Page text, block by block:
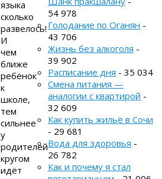
языка
сколько
развелось!
И
чем
ближе
ребёнок
к
школе,
тем
сильнее
у
родителей
кругом
идёт
54 978
Голодание по Оганян -
43 706
Жизнь без алкоголя -
39 902
Расписание дня - 35 034
Смена питания —
аналогии с квартирой -
32 609
Как купить жильё в Сочи
- 29 681
Вода для здоровья -
26 782
Как и почему я стал